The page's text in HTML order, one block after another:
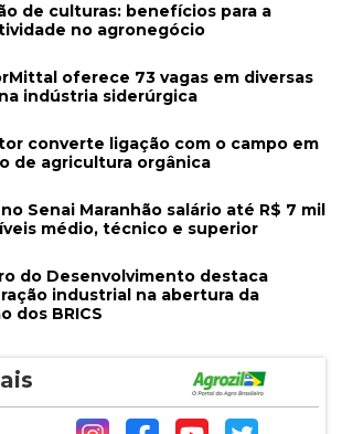
de culturas: benefícios para a
no agronegócio
oferece 73 vagas em diversas
indústria siderúrgica
converte ligação com o campo em
de agricultura orgânica
Senai Maranhão salário até R$ 7 mil
médio, técnico e superior
do Desenvolvimento destaca
industrial na abertura da
dos BRICS